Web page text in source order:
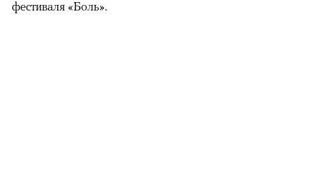
фестиваля «Боль».